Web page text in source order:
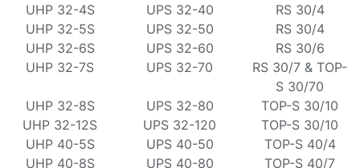
UHP 32-4S
UPS 32-40
RS 30/4
UHP 32-5S
UPS 32-50
RS 30/4
UHP 32-6S
UPS 32-60
RS 30/6
UHP 32-7S
UPS 32-70
RS 30/7 & TOP-
S 30/70
UHP 32-8S
UPS 32-80
TOP-S 30/10
UHP 32-12S
UPS 32-120
TOP-S 30/10
UHP 40-5S
UPS 40-50
TOP-S 40/4
UHP 40-8S
UPS 40-80 TOP-S 40/7